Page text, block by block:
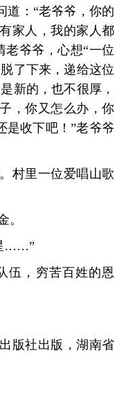
道：“老爷爷，你的
家人，我的家人都
老爷爷，心想“一位
了下来，递给这位
新的，也不很厚，
，你又怎么办，你
是收下吧！”老爷爷
村里一位爱唱山歌
。
……”
伍，穷苦百姓的恩
版社出版，湖南省